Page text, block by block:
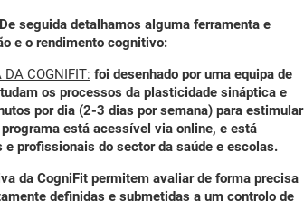
seguida detalhamos alguma ferramenta e
e o rendimento cognitivo:
DA COGNIFIT: foi desenhado por uma equipa de
os processos da plasticidade sináptica e
por dia (2-3 dias por semana) para estimular
está acessível via online, e está
profissionais do sector da saúde e escolas.
da CogniFit permitem avaliar de forma precisa
definidas e submetidas a um controlo de